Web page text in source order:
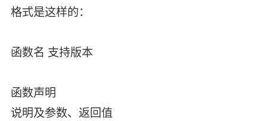
格式是这样的：
函数名 支持版本
函数声明
说明及参数、返回值